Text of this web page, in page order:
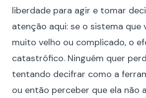
liberdade para agir e tomar
atenção aqui: se o sistema que
muito velho ou complicado, o
catastrófico. Ninguém quer
tentando decifrar como a
ou então perceber que ela não